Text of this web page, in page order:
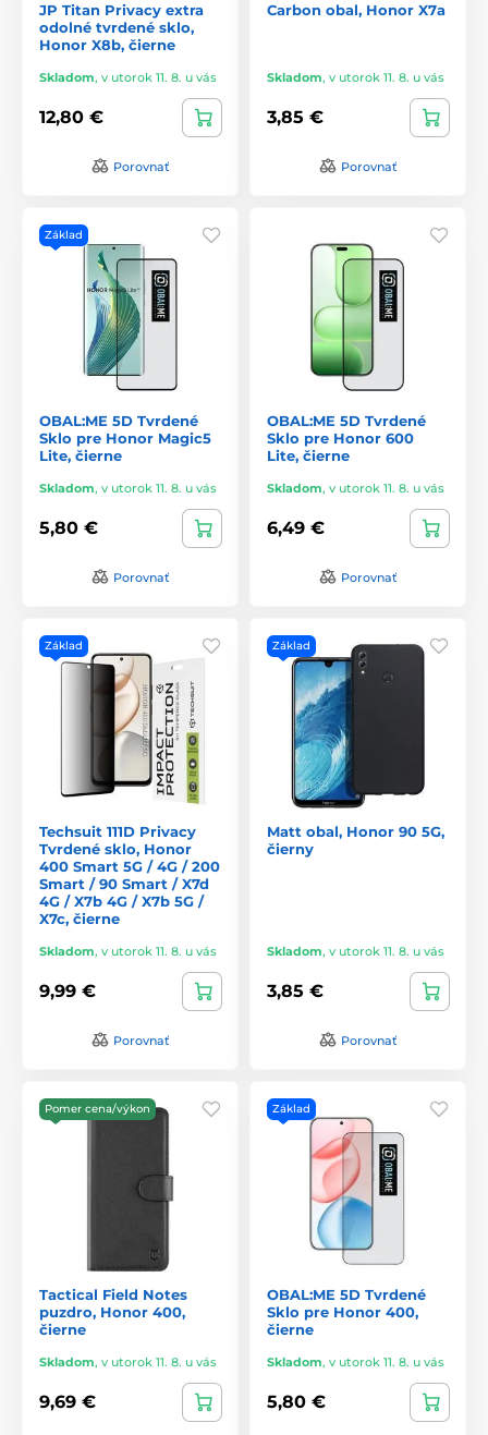
JP Titan Privacy extra
odolné tvrdené sklo,
Honor X8b, čierne
Skladom, v utorok 11. 8. u vás
12,80 €
Porovnať
Carbon obal, Honor X7a
Skladom, v utorok 11. 8. u vás
3,85 €
Porovnať
Základ
OBAL:ME 5D Tvrdené
Sklo pre Honor Magic5
Lite, čierne
Skladom, v utorok 11. 8. u vás
5,80 €
Porovnať
OBAL:ME 5D Tvrdené
Sklo pre Honor 600
Lite, čierne
Skladom, v utorok 11. 8. u vás
6,49 €
Porovnať
Základ
Techsuit 111D Privacy
Tvrdené sklo, Honor
400 Smart 5G / 4G / 200
Smart / 90 Smart / X7d
4G / X7b 4G / X7b 5G /
X7c, čierne
Skladom, v utorok 11. 8. u vás
9,99 €
Porovnať
Základ
Matt obal, Honor 90 5G,
čierny
Skladom, v utorok 11. 8. u vás
3,85 €
Porovnať
Pomer cena/výkon
Tactical Field Notes
puzdro, Honor 400,
čierne
Skladom, v utorok 11. 8. u vás
9,69 €
Základ
OBAL:ME 5D Tvrdené
Sklo pre Honor 400,
čierne
Skladom, v utorok 11. 8. u vás
5,80 €